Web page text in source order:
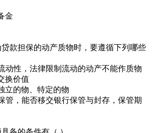
金
款担保的动产质物时，要遵循下列哪些
动性，法律限制流动的动产不能作质物
换价值
立的物、特定的物
管，能否移交银行保管与封存，保管期